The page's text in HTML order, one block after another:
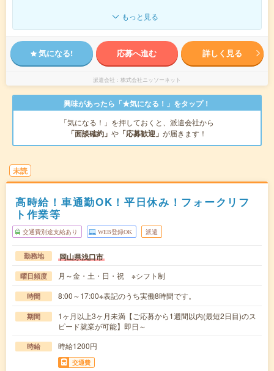
もっと見る
気になる! 応募へ進む 詳しく見る
派遣会社 株式会社ニッソーネット
興味があったら「★気になる！」をタップ！
「気になる！」を押しておくと、派遣会社から
「面談確約」 や 「応募歓迎」 が届きます！
未読
高時給！車通勤OK！平日休み！フォークリフ
ト作業等
交通費別途支給あり WEB登録OK 派遣
勤務地 岡山県浅口市
曜日頻度 月～金・土・日・祝 ※シフト制
時間 8:00～17:00※表記のうち実働8時間です。
期間
1ヶ月以上3ヶ月未満【ご応募から1週間以内(最短2日目)のス
ピード就業が可能】即日～
時給 時給1200円
交通費